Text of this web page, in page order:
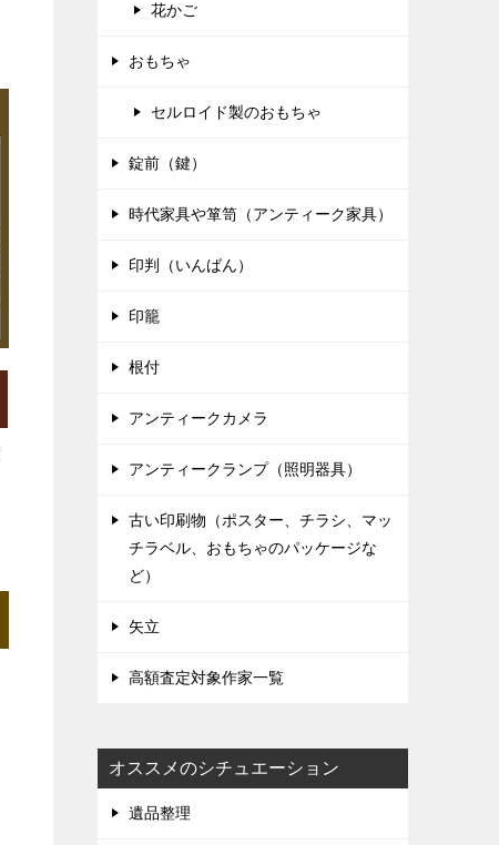
花かご
おもちゃ
セルロイド製のおもちゃ
錠前（鍵）
時代家具や箪笥（アンティーク家具）
印判（いんばん）
印籠
根付
アンティークカメラ
アンティークランプ（照明器具）
古い印刷物（ポスター、チラシ、マッ
チラベル、おもちゃのパッケージな
ど）
矢立
高額査定対象作家一覧
オススメのシチュエーション
遺品整理